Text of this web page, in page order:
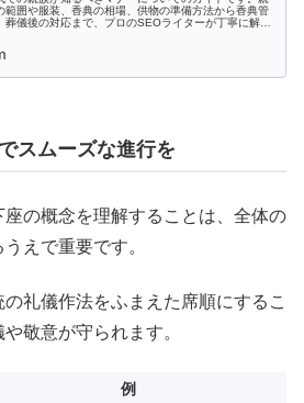
範囲や服装、香典の相場、供物の準備方法から香典管
葬儀後の対応まで、プロのSEOライターが丁寧に解
ないふるまいで故人とご遺族をしっかりとサポートし
スムーズな進行を
の概念を理解することは、全体の
えで重要です。
礼儀作法をふまえた席順にするこ
敬意が守られます。
例